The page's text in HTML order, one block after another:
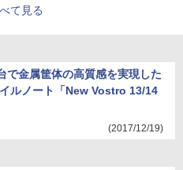
て見る
で金属筐体の高質感を実現した
ルノート「New Vostro 13/14
(2017/12/19)